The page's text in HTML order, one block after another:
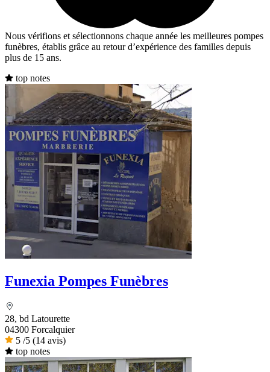
Nous vérifions et sélectionnons chaque année les meilleures pompes
funèbres, établis grâce au retour d’expérience des familles depuis
plus de 15 ans.
top notes
Funexia Pompes Funèbres
28, bd Latourette
04300 Forcalquier
5 /5 (14 avis)
top notes